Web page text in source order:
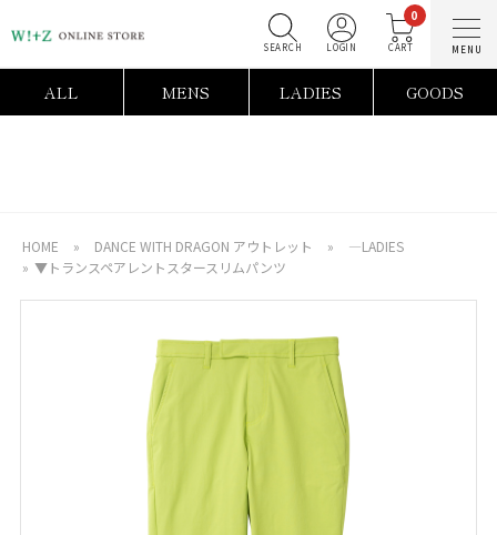
0
ALL MENS LADIES GOODS
HOME » DANCE WITH DRAGON アウトレット »
―LADIES
» ▼トランスペアレントスタースリムパンツ